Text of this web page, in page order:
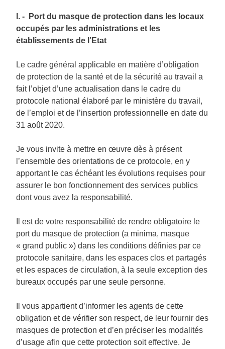
I. - Port du masque de protection dans les locaux
occupés par les administrations et les
établissements de l’Etat
Le cadre général applicable en matière d’obligation
de protection de la santé et de la sécurité au travail a
fait l’objet d’une actualisation dans le cadre du
protocole national élaboré par le ministère du travail,
de l’emploi et de l’insertion professionnelle en date du
31 août 2020.
Je vous invite à mettre en œuvre dès à présent
l’ensemble des orientations de ce protocole, en y
apportant le cas échéant les évolutions requises pour
assurer le bon fonctionnement des services publics
dont vous avez la responsabilité.
Il est de votre responsabilité de rendre obligatoire le
port du masque de protection (a minima, masque
« grand public ») dans les conditions définies par ce
protocole sanitaire, dans les espaces clos et partagés
et les espaces de circulation, à la seule exception des
bureaux occupés par une seule personne.
Il vous appartient d’informer les agents de cette
obligation et de vérifier son respect, de leur fournir des
masques de protection et d’en préciser les modalités
d’usage afin que cette protection soit effective. Je